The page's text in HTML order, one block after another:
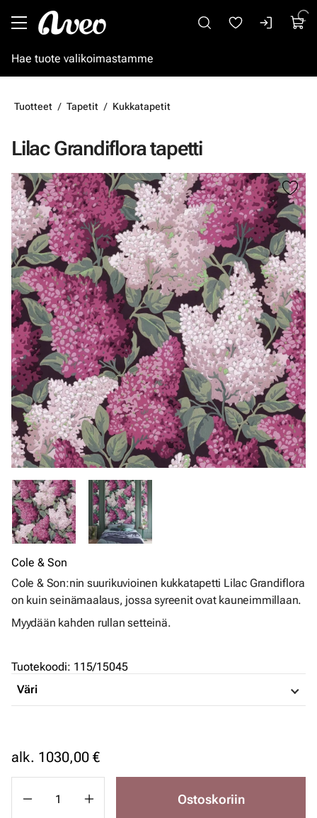
Tuotteet Tapetit Kukkatapetit
Lilac Grandiflora tapetti
Ohita kuvat
Cole & Son
Cole & Son:nin suurikuvioinen kukkatapetti Lilac Grandiflora
on kuin seinämaalaus, jossa syreenit ovat kauneimmillaan.
Myydään kahden rullan setteinä.
Tuotekoodi: 115/15045
Väri
alk. 1030,00 €
Ostoskoriin